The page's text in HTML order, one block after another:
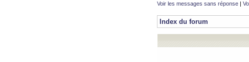
Voir les messages sans réponse |
Index du forum